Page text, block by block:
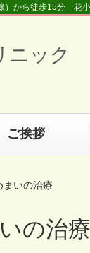
ニック
から徒歩15分 花
ご挨拶
まいの治療
の治療